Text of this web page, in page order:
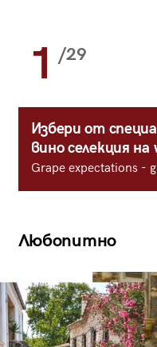
1 /29
Избери от
вино селекция
Grape expectations -
Любопитно